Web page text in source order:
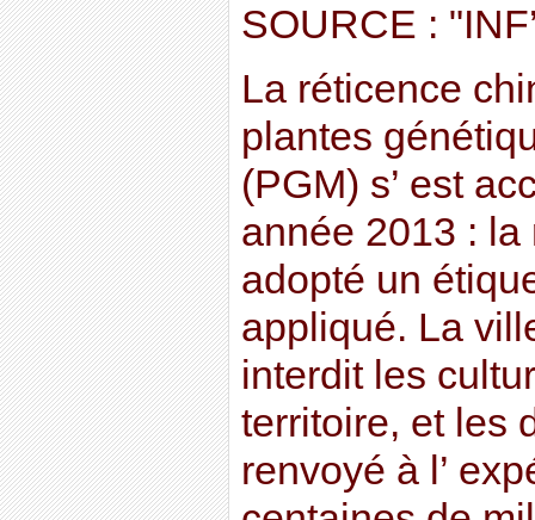
SOURCE :
La réticence
plantes
(PGM) s’ est
année 2013 :
adopté un
appliqué. La
interdit les
territoire, et les
renvoyé à l’